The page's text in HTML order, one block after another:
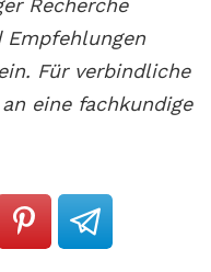
Recherche
Empfehlungen
Für verbindliche
eine fachkundige